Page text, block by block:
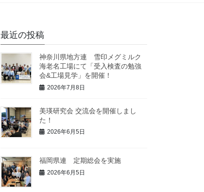
最近の投稿
神奈川県地方連 雪印メグミルク
海老名工場にて「受入検査の勉強
会&工場見学」を開催！
2026年7月8日
美瑛研究会 交流会を開催しまし
た！
2026年6月5日
福岡県連 定期総会を実施
2026年6月5日